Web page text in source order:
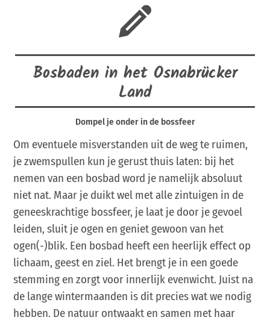
Bosbaden in het Osnabrücker
Land
Dompel je onder in de bossfeer
Om eventuele misverstanden uit de weg te ruimen,
je zwemspullen kun je gerust thuis laten: bij het
nemen van een bosbad word je namelijk absoluut
niet nat. Maar je duikt wel met alle zintuigen in de
geneeskrachtige bossfeer, je laat je door je gevoel
leiden, sluit je ogen en geniet gewoon van het
ogen(-)blik. Een bosbad heeft een heerlijk effect op
lichaam, geest en ziel. Het brengt je in een goede
stemming en zorgt voor innerlijk evenwicht. Juist na
de lange wintermaanden is dit precies wat we nodig
hebben. De natuur ontwaakt en samen met haar